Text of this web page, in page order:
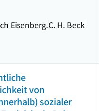
Eisenberg.C. H. Beck
von
sozialer